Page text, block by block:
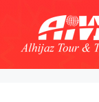
content